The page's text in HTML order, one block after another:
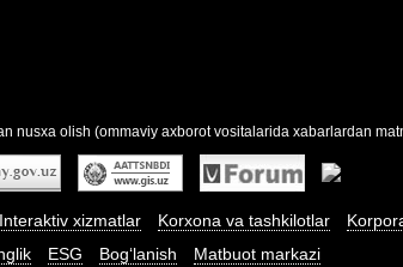
nusxa olish (ommaviy axborot vositalarida xabarlardan
Interaktiv xizmatlar Korxona va tashkilotlar
ESG Bog‘lanish Matbuot markazi